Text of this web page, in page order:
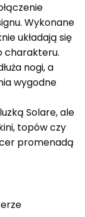
Wykonane
układają się
charakteru.
nogi, a
wygodne
Solare, ale
topów czy
promenadą